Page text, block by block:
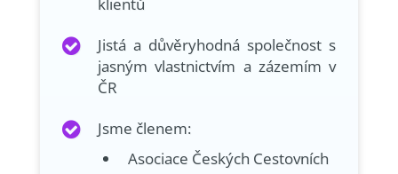
Jistá a důvěryhodná společnost s
jasným vlastnictvím a zázemím v
ČR
Jsme členem:
Asociace Českých Cestovních